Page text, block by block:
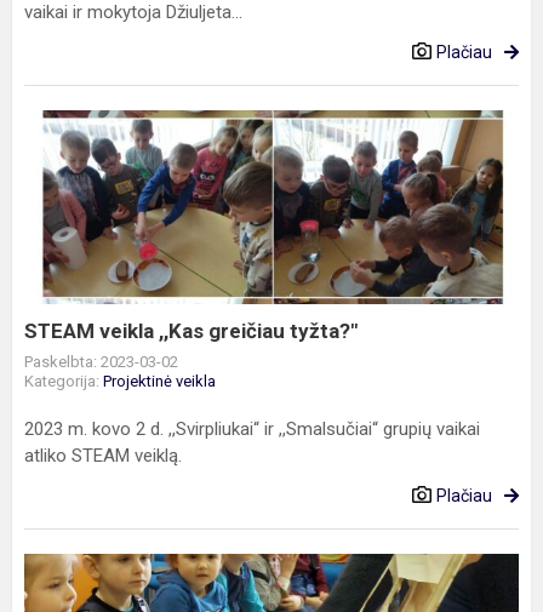
vaikai ir mokytoja Džiuljeta...
Plačiau
STEAM
veikla
,,Kas
greičiau
tyžta?"
STEAM veikla ,,Kas greičiau tyžta?"
Paskelbta: 2023-03-02
Kategorija: Projektinė veikla
2023 m. kovo 2 d. ,,Svirpliukai“ ir ,,Smalsučiai“ grupių vaikai
atliko STEAM veiklą.
Plačiau
Edukacinė
išvyka